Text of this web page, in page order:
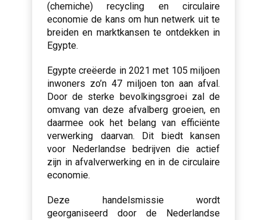
(chemiche) recycling en circulaire
economie de kans om hun netwerk uit te
breiden en marktkansen te ontdekken in
Egypte.
Egypte creëerde in 2021 met 105 miljoen
inwoners zo’n 47 miljoen ton aan afval.
Door de sterke bevolkingsgroei zal de
omvang van deze afvalberg groeien, en
daarmee ook het belang van efficiënte
verwerking daarvan. Dit biedt kansen
voor Nederlandse bedrijven die actief
zijn in afvalverwerking en in de circulaire
economie.
Deze handelsmissie wordt
georganiseerd door de Nederlandse